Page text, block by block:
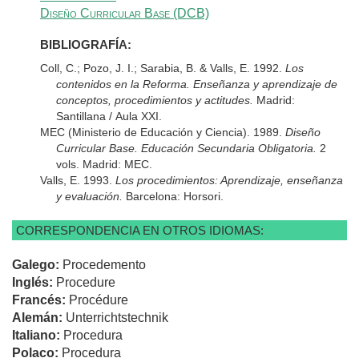
Diseño Curricular Base (DCB)
BIBLIOGRAFÍA:
Coll, C.; Pozo, J. I.; Sarabia, B. & Valls, E. 1992. Los
contenidos en la Reforma. Enseñanza y aprendizaje de
conceptos, procedimientos y actitudes. Madrid:
Santillana / Aula XXI.
MEC (Ministerio de Educación y Ciencia). 1989. Diseño
Curricular Base. Educación Secundaria Obligatoria.
2
vols. Madrid: MEC.
Valls, E. 1993. Los procedimientos: Aprendizaje, enseñanza
y evaluación.
Barcelona: Horsori.
CORRESPONDENCIA EN OTROS IDIOMAS:
Galego: Procedemento
Inglés: Procedure
Francés: Procédure
Alemán: Unterrichtstechnik
Italiano: Procedura
Polaco: Procedura